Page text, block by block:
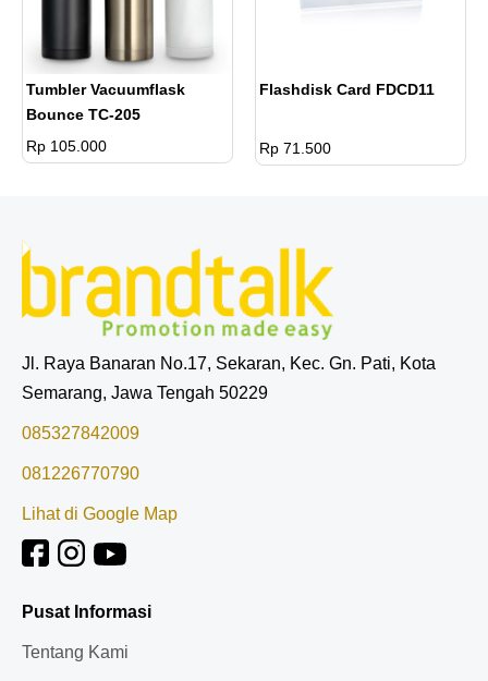
Tumbler Vacuumflask
Bounce TC-205
Rp 105.000
Flashdisk Card FDCD11
Rp 71.500
Jl. Raya Banaran No.17, Sekaran, Kec. Gn. Pati, Kota
Semarang, Jawa Tengah 50229
085327842009
081226770790
Lihat di Google Map
Pusat Informasi
Tentang Kami